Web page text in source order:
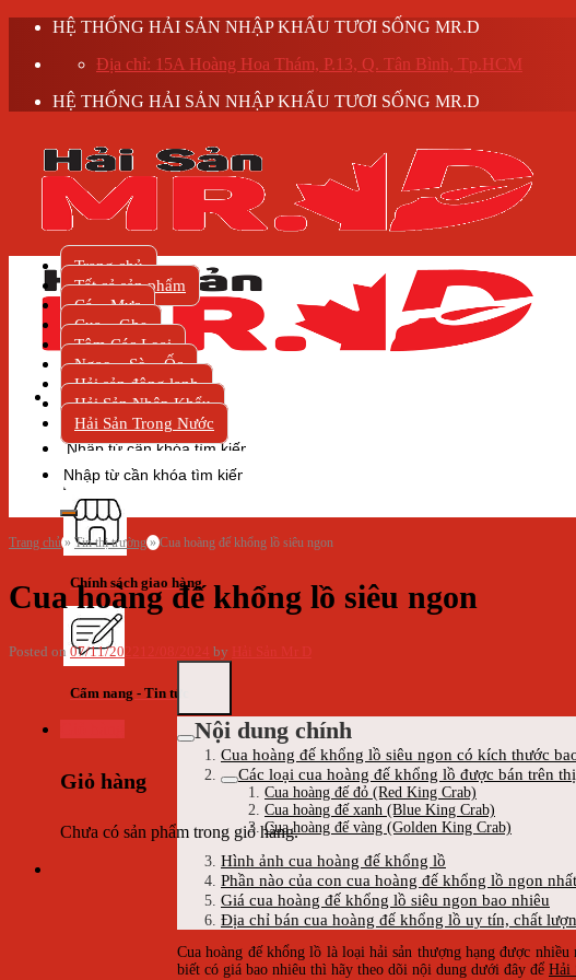
Skip
content
HỆ THỐNG HẢI SẢN NHẬP KHẨU TƯƠI SỐNG MR.D
Địa chỉ: 15A Hoàng Hoa Thám, P.13, Q. Tân Bình, Tp.HCM
HỆ THỐNG HẢI SẢN NHẬP KHẨU TƯƠI SỐNG MR.D
Tìm
kiếm:
Chính sách giao hàng
Cẩm nang - Tin tức
Giỏ hàng
Chưa có sản phẩm trong giỏ hàng.
Trang chủ
Tất cả sản phẩm
Cá – Mực
Cua – Ghẹ
Tôm Các Loại
Ngao – Sò – Ốc
Hải sản đông lạnh
Hải Sản Nhập Khẩu
Hải Sản Trong Nước
Tìm
kiếm:
Trang chủ» Tin thị trường»Cua hoàng đế khổng lồ siêu ngon
Cua hoàng đế khổng lồ siêu ngon
Posted on 07/11/2022 by
Nội dung chính
Cua hoàng đế khổng lồ siêu ngon có kích thước
Các loại cua hoàng đế khổng lồ được bán trên
Cua hoàng đế đỏ (Red King Crab)
Cua hoàng đế xanh (Blue King Crab)
Cua hoàng đế vàng (Golden King Crab)
Hình ảnh cua hoàng đế khổng lồ
Phần nào của con cua hoàng đế khổng lồ ngon
Giá cua hoàng đế khổng lồ siêu ngon bao nhiêu
Địa chỉ bán cua hoàng đế khổng lồ uy tín, chất
Cua hoàng đế khổng lồ là loại hải sản thượng hạng được
biết có giá bao nhiêu thì hãy theo dõi nội dung dưới đây để Hải